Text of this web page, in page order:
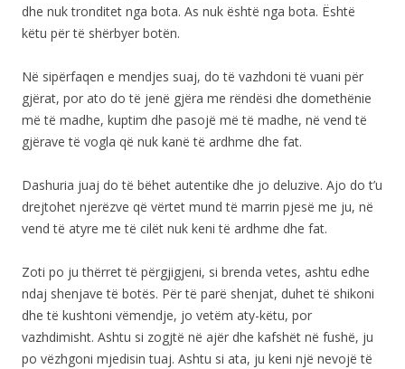
dhe nuk tronditet nga bota. As nuk është nga bota. Është
këtu për të shërbyer botën.
Në sipërfaqen e mendjes suaj, do të vazhdoni të vuani për
gjërat, por ato do të jenë gjëra me rëndësi dhe domethënie
më të madhe, kuptim dhe pasojë më të madhe, në vend të
gjërave të vogla që nuk kanë të ardhme dhe fat.
Dashuria juaj do të bëhet autentike dhe jo deluzive. Ajo do t’u
drejtohet njerëzve që vërtet mund të marrin pjesë me ju, në
vend të atyre me të cilët nuk keni të ardhme dhe fat.
Zoti po ju thërret të përgjigjeni, si brenda vetes, ashtu edhe
ndaj shenjave të botës. Për të parë shenjat, duhet të shikoni
dhe të kushtoni vëmendje, jo vetëm aty-këtu, por
vazhdimisht. Ashtu si zogjtë në ajër dhe kafshët në fushë, ju
po vëzhgoni mjedisin tuaj. Ashtu si ata, ju keni një nevojë të